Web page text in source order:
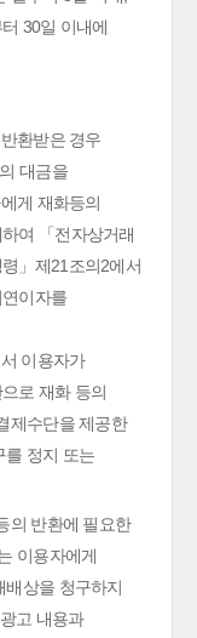
30일 이내에
환받은 경우
대금을
게 재화등의
여 「전자상거래
」제21조의2에서
이자를
이용자가
로 재화 등의
제수단을 제공한
를 정지 또는
의 반환에 필요한
이용자에게
배상을 청구하지
고 내용과